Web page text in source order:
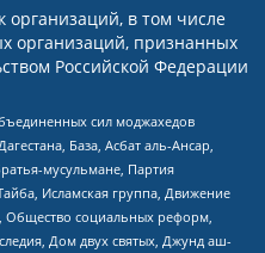
в том числе
организаций, признанных
Российской Федерации
сил моджахедов
База, Асбат аль-Ансар,
мусульмане, Партия
Исламская группа, Движение
Общество социальных реформ,
Дом двух святых, Джунд аш-